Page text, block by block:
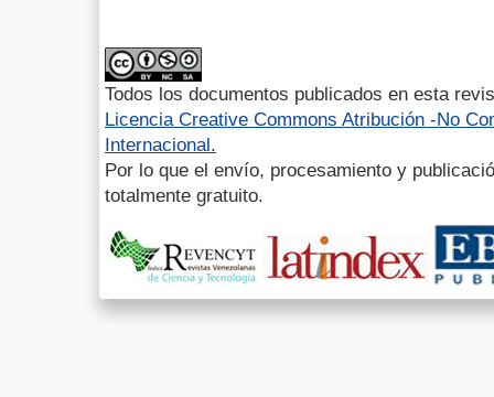
Todos los documentos publicados en esta
Licencia Creative Commons Atribución -No
Internacional.
Por lo que el envío, procesamiento y
totalmente gratuito.